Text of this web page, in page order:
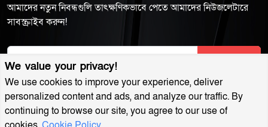
আমাদের নতুন নিবন্ধগুলি তাৎক্ষণিকভাবে পেতে আমাদের নিউজলেটারে
সাবস্ক্রাইব করুন!
MuktoDhoni © 2022. All Rights Reserved.
We value your privacy!
We use cookies to improve your experience, deliver
personalized content and ads, and analyze our traffic. By
continuing to browse our site, you agree to our use of